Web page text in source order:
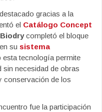
gracias a la
el Catálogo Concept
Biodrycompletó el bloque
su sistema
esta tecnología permite
sin necesidad de obras
conservación de los
fue la participación